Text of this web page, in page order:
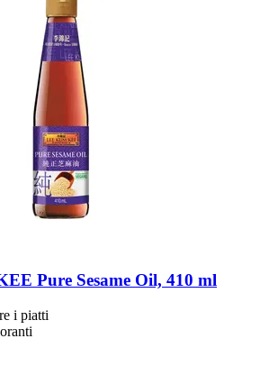
Pure Sesame Oil, 410 ml
i piatti